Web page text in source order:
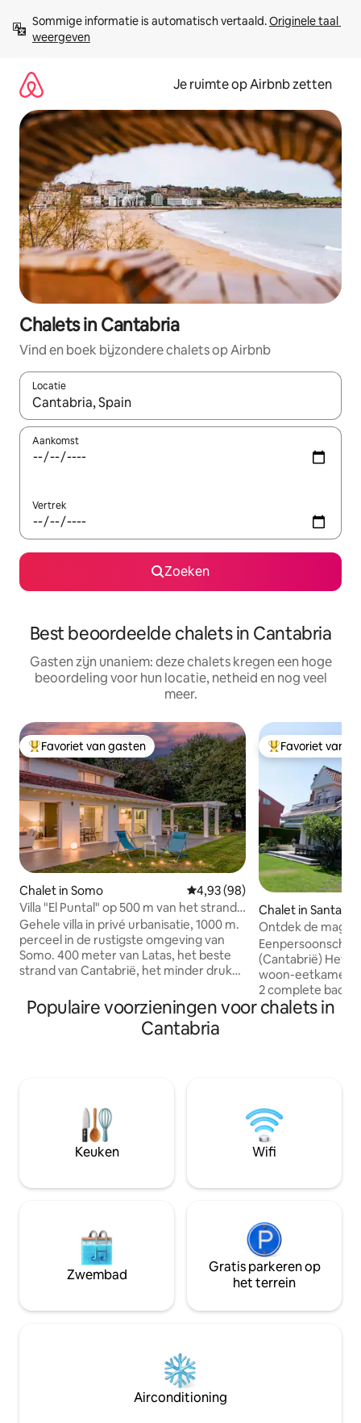
direct
naar
Sommige informatie is automatisch vertaald. Originele taal
weergeven
Je ruimte op Airbnb zetten
Chalets in Cantabria
Vind en boek bijzondere chalets op Airbnb
Locatie
Wanneer er suggesties beschikbaar zijn, maak je een keuze
Aankomst
Vertrek
Zoeken
Best beoordeelde chalets in Cantabria
Gasten zijn unaniem: deze chalets kregen een hoge
beoordeling voor hun locatie, netheid en nog veel
meer.
Topfavoriet van gasten
Favoriet van gasten
Chalet in Somo Gemiddelde beoordeling van
4,93 (98)
Villa "El Puntal" op 500 m van het strand
van Somo
Gehele villa in privé urbanisatie, 1000 m.
perceel in de rustigste omgeving van
Somo. 400 meter van Latas, het beste
strand van Cantabrië, het minder drukke
huis heeft een capaciteit van 14
personen verdeeld in 6 kamers. De
begane grond heeft drie slaapkamers,
inloopkast en badkamer, één met twee
bedden en een zesde met twee
tweepersoonsbedden.
Topfavoriet van
Favoriet van
Chalet in Santa
ana
Ontdek de magie
"lacasadesoto"
(Cantabrië) Het
woon-eetkamer,
2 complete
een volledig
alle
verhuurd voor
WIFI-
Populaire voorzieningen voor chalets in
Cantabria
Keuken Wifi
Zwembad
Gratis parkeren op
het terrein
Airconditioning